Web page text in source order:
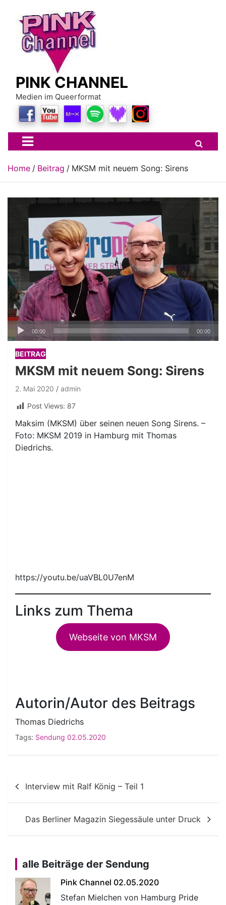
content
PINK CHANNEL
Medien im Queerformat
Home Beitrag MKSM mit neuem Song: Sirens
Audio-
Player
00:00 00:00
BEITRAG
MKSM mit neuem Song: Sirens
2. Mai 2020
admin
Post Views: 87
Maksim (MKSM) über seinen neuen Song Sirens. –
Foto: MKSM 2019 in Hamburg mit Thomas
Diedrichs.
https://youtu.be/uaVBL0U7enM
Links zum Thema
Webseite von MKSM
Autorin/Autor des Beitrags
Thomas Diedrichs
Tags: Sendung 02.05.2020
Beitragsnavigation
Interview mit Ralf König – Teil 1
Das Berliner Magazin Siegessäule unter Druck
alle Beiträge der Sendung
Pink Channel 02.05.2020
Stefan Mielchen von Hamburg Pride